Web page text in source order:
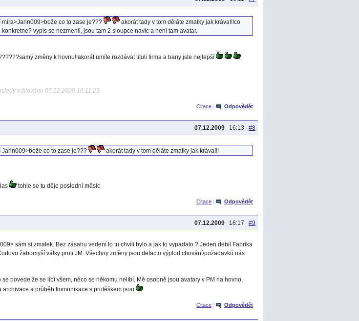
mira>Jarin009>bože co to zase je???
akorát tady v tom děláte zmatky jak kráva!!!co
konkretne? vypis se nezmenil, jsou tam 2 sloupce navic a neni tam avatar.
změny k hovnu!!akorát umíte rozdávat tituli firma a bany jste nejlepší
editováno 07.12.2009 16:11:23
Citace | Odpovědět
07.12.2009 16:13 #8
Jarin009>bože co to zase je??? akorát tady v tom děláte zmatky jak kráva!!!
tohle se tu děje poslední měsíc
Citace | Odpovědět
07.12.2009 16:17 #9
sám si zmatek. Bez zásahu vedení to tu chvíli bylo a jak to vypadalo ? Jeden debil Fabrika
žabomyší války proti JM. Všechny změny jsou defacto výplod chování/požadavků nás
se povede že se líbí všem, něco se někomu nelíbí. Mě osobně jsou avatary v PM na hovno,
archivace a průběh komunikace s protěškem jsou
Citace | Odpovědět